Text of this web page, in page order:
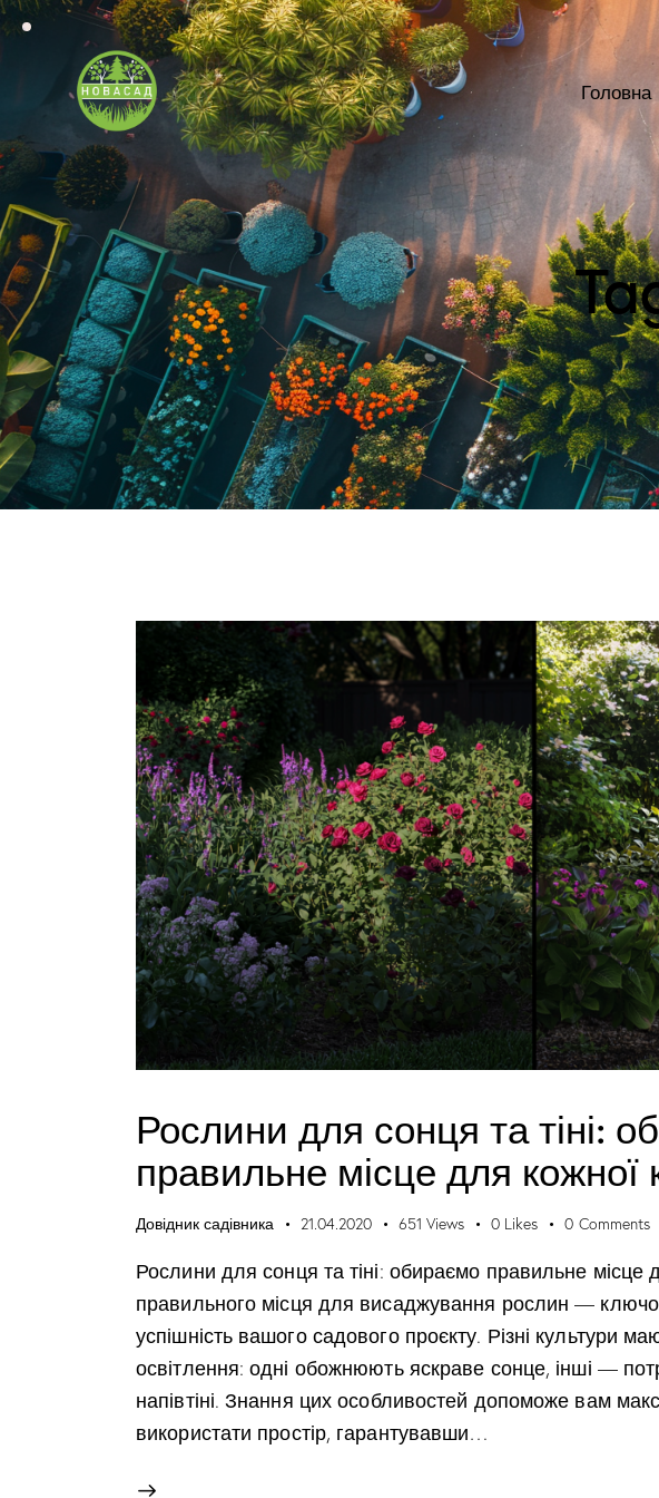
Головна
Рослини для сонця та тіні:
правильне місце для кожної
Довідник садівника 21.04.2020 651 Views 0 Likes 0 Comments
Рослини для сонця та тіні: обираємо правильне місце
правильного місця для висаджування рослин —
успішність вашого садового проєкту. Різні культури
освітлення: одні обожнюють яскраве сонце, інші —
напівтіні. Знання цих особливостей допоможе вам
використати простір, гарантувавши…